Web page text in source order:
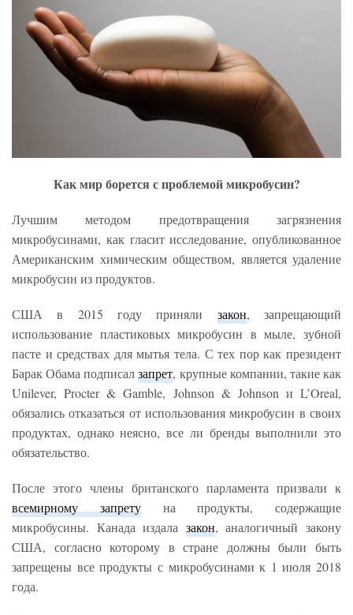
Как мир борется с проблемой микробусин?
Лучшим методом предотвращения загрязнения
микробусинами, как гласит исследование, опубликованное
Американским химическим обществом, является удаление
микробусин из продуктов.
США в 2015 году приняли закон, запрещающий
использование пластиковых микробусин в мыле, зубной
пасте и средствах для мытья тела. С тех пор как президент
Барак Обама подписалзапрет, крупные компании, такие как
Unilever, Procter & Gamble, Johnson & Johnson и L’Oreal,
обязались отказаться от использования микробусин в своих
продуктах, однако неясно, все ли бренды выполнили это
обязательство.
После этого члены британского парламента призвали к
всемирному запретуна продукты, содержащие
микробусины. Канада издала закон, аналогичный закону
США, согласно которому в стране должны были быть
запрещены все продукты с микробусинами к 1 июля 2018
года.